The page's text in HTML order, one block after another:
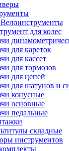
для колес
для кареток
для кассет
для тормозов
для цепей
для шатунов и
конусные
основные
педальные
складные
инструментов